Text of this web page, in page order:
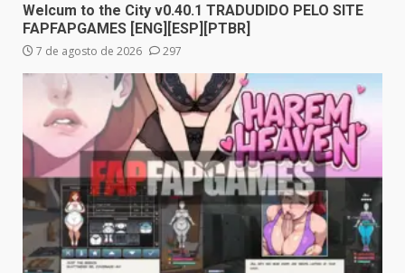
Welcum to the City v0.40.1 TRADUDIDO PELO SITE
FAPFAPGAMES [ENG][ESP][PTBR]
7 de agosto de 2026 297